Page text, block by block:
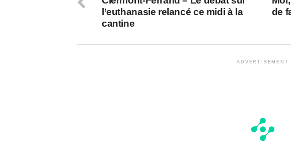
de
l’euthanasie relancé ce midi à la
cantine
ADVERTISEMENT